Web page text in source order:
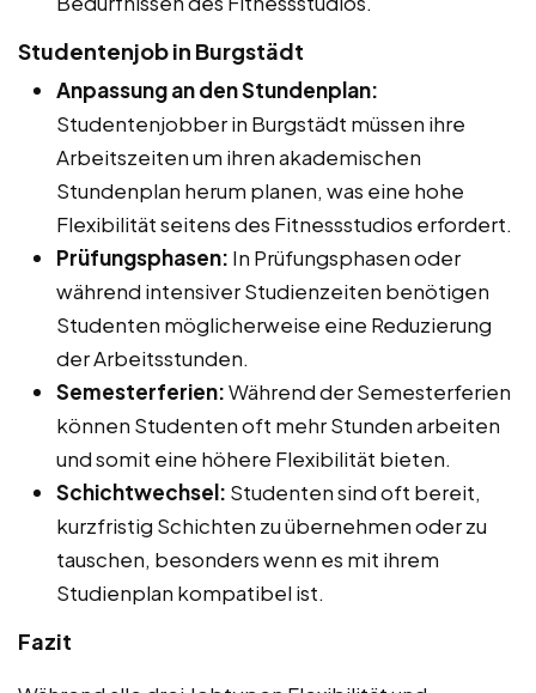
Studentenjob in Burgstädt
Anpassung an den Stundenplan:
Studentenjobber in Burgstädt müssen ihre
Arbeitszeiten um ihren akademischen
Stundenplan herum planen, was eine hohe
Flexibilität seitens des Fitnessstudios erfordert.
Prüfungsphasen: In Prüfungsphasen oder
während intensiver Studienzeiten benötigen
Studenten möglicherweise eine Reduzierung
der Arbeitsstunden.
Semesterferien:Während der Semesterferien
können Studenten oft mehr Stunden arbeiten
und somit eine höhere Flexibilität bieten.
Schichtwechsel: Studenten sind oft bereit,
kurzfristig Schichten zu übernehmen oder zu
tauschen, besonders wenn es mit ihrem
Studienplan kompatibel ist.
Fazit